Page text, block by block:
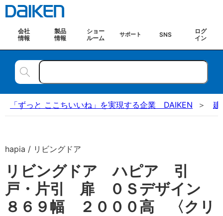
会社
情報
製品
情報
ショー
ルーム
サポート SNS
ログ
イン
「ずっと ここちいいね」を実現する企業 DAIKEN 建
hapia / リビングドア
リビングドア ハピア 引
戸・片引 扉 ０Ｓデザイン
８６９幅 ２０００高 〈クリ